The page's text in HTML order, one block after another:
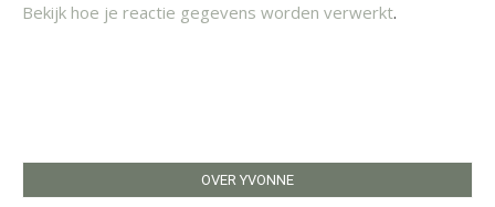
Bekijk hoe je reactie gegevens worden verwerkt.
OVER YVONNE